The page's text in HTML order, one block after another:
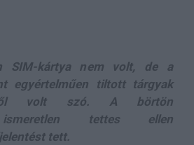
SIM-kártya nem volt, de a
egyértelműen tiltott tárgyak
volt szó. A börtön
ismeretlen tettes ellen
tett.